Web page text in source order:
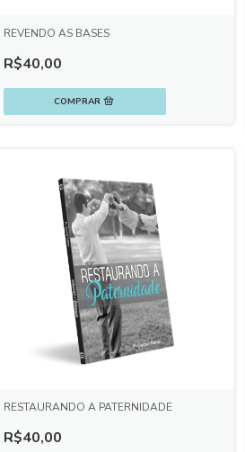
REVENDO AS BASES
R$40,00
RESTAURANDO A PATERNIDADE
R$40,00